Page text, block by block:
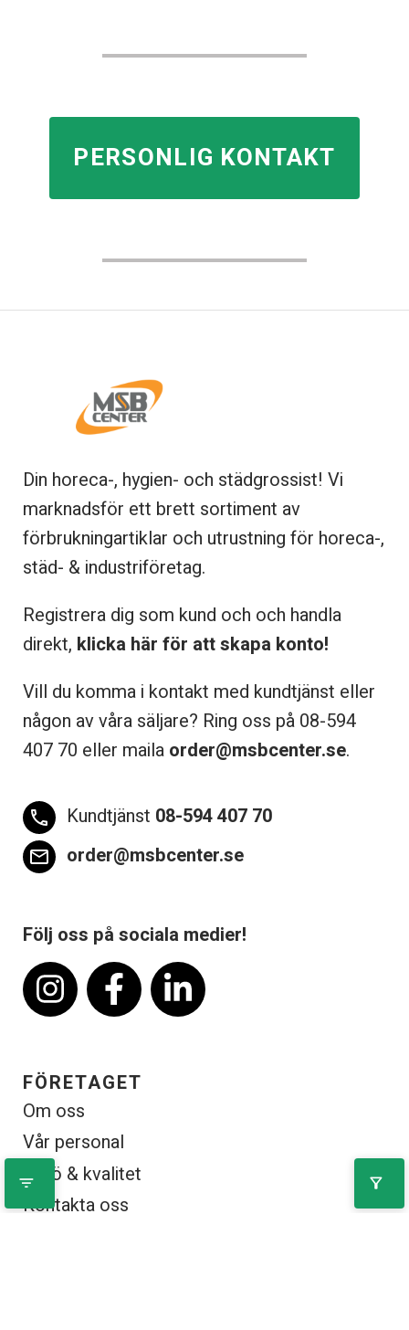
filter_list filter_alt
PERSONLIG KONTAKT
Din horeca-, hygien- och städgrossist! Vi
marknadsför ett brett sortiment av
förbrukningartiklar och utrustning för horeca-,
städ- & industriföretag.
Registrera dig som kund och och handla
direkt, klicka här för att skapa konto!
Vill du komma i kontakt med kundtjänst eller
någon av våra säljare? Ring oss på 08-594
407 70 eller maila order@msbcenter.se.
phone Kundtjänst 08-594 407 70
email order@msbcenter.se
Följ oss på sociala medier!
FÖRETAGET
Om oss
Vår personal
Miljö & kvalitet
Kontakta oss